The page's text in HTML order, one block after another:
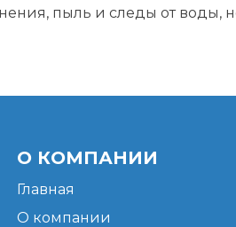
пыль и следы от воды,
О КОМПАНИИ
Главная
О компании